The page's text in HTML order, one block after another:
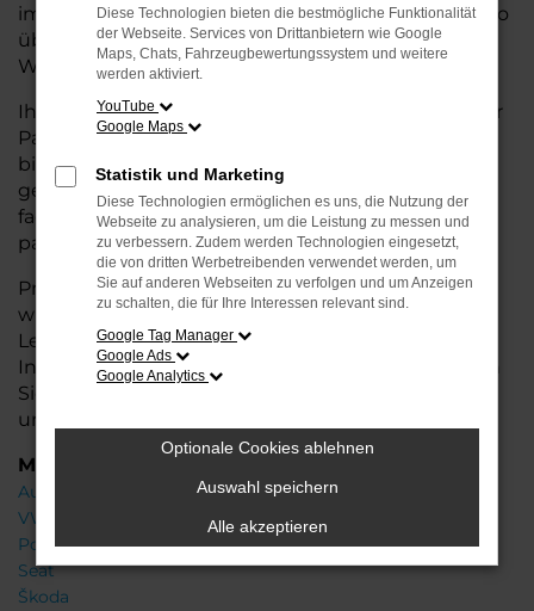
im Stadtverkehr oder für längere Fahrten, der Taigo
überzeugt durch Fahrkomfort, Sicherheit und
Wirtschaftlichkeit.
Ihr VW Autohaus in Leer ist Ihr vertrauenswürdiger
Partner, wenn es um Gebrauchtwagen geht. Wir
bieten Ihnen nicht nur eine große Auswahl an
geprüften Fahrzeugen, sondern auch eine
fachkundige Beratung, damit Sie das für Sie
passende Modell finden.
Profitieren Sie von unseren zusätzlichenServices
wie attraktiven Finanzierungsmöglichkeiten,
Leasingangeboten und der bequemen
Inzahlungnahme Ihres alten Fahrzeugs. Besuchen
Sie uns und überzeugen Sie sich von der Qualität
und dem Service, den wir Ihnen bieten!
Marken
Audi
VW
Porsche
Seat
Škoda
Diese Technologien bieten die bestmögliche Funktionalität
der Webseite. Services von Drittanbietern wie Google
Maps, Chats, Fahrzeugbewertungssystem und weitere
werden aktiviert.
YouTube
Google Maps
Statistik und Marketing
Diese Technologien ermöglichen es uns, die Nutzung der
Webseite zu analysieren, um die Leistung zu messen und
zu verbessern. Zudem werden Technologien eingesetzt,
die von dritten Werbetreibenden verwendet werden, um
Sie auf anderen Webseiten zu verfolgen und um Anzeigen
zu schalten, die für Ihre Interessen relevant sind.
Google Tag Manager
Google Ads
Google Analytics
Optionale Cookies ablehnen
Auswahl speichern
Alle akzeptieren